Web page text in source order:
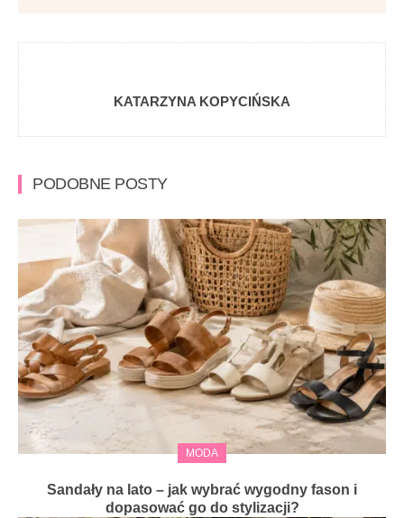
KATARZYNA KOPYCIŃSKA
PODOBNE POSTY
MODA
Sandały na lato – jak wybrać wygodny fason i
dopasować go do stylizacji?